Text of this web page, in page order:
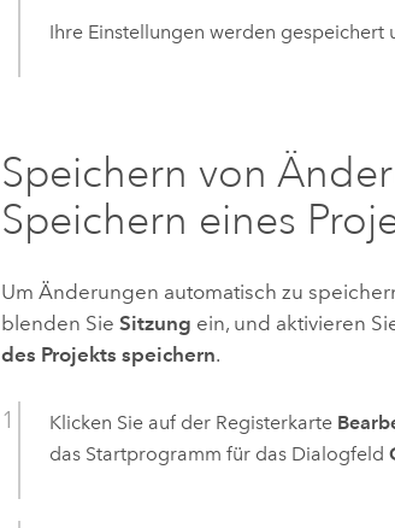
Ihre Einstellungen werden
Speichern von
Speichern eines
Um Änderungen automatisch zu
blenden SieSitzung ein, und aktivieren
des Projekts speichern.
Klicken Sie auf der Registerkarte
das Startprogramm für das Dialogfeld